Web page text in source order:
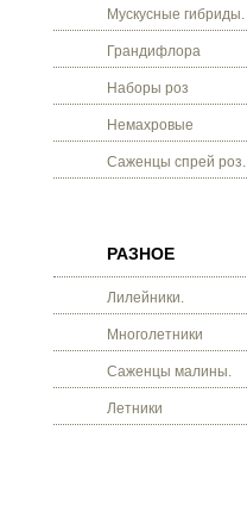
Мускусные гибриды.
Грандифлора
Наборы роз
Немахровые
Саженцы спрей роз.
РАЗНОЕ
Лилейники.
Многолетники
Саженцы малины.
Летники